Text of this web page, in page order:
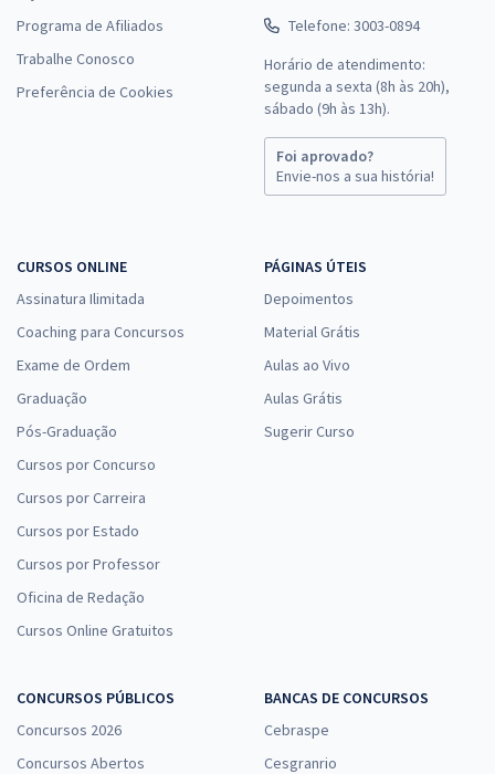
Programa de Afiliados
Trabalhe Conosco
Preferência de Cookies
Telefone: 3003-0894
Horário de atendimento:
segunda a sexta (8h às 20h),
sábado (9h às 13h).
Foi aprovado?
Envie-nos a sua história!
CURSOS ONLINE
Assinatura Ilimitada
Coaching para Concursos
Exame de Ordem
Graduação
Pós-Graduação
Cursos por Concurso
Cursos por Carreira
Cursos por Estado
Cursos por Professor
Oficina de Redação
Cursos Online Gratuitos
PÁGINAS ÚTEIS
Depoimentos
Material Grátis
Aulas ao Vivo
Aulas Grátis
Sugerir Curso
CONCURSOS PÚBLICOS
Concursos 2026
Concursos Abertos
BANCAS DE CONCURSOS
Cebraspe
Cesgranrio